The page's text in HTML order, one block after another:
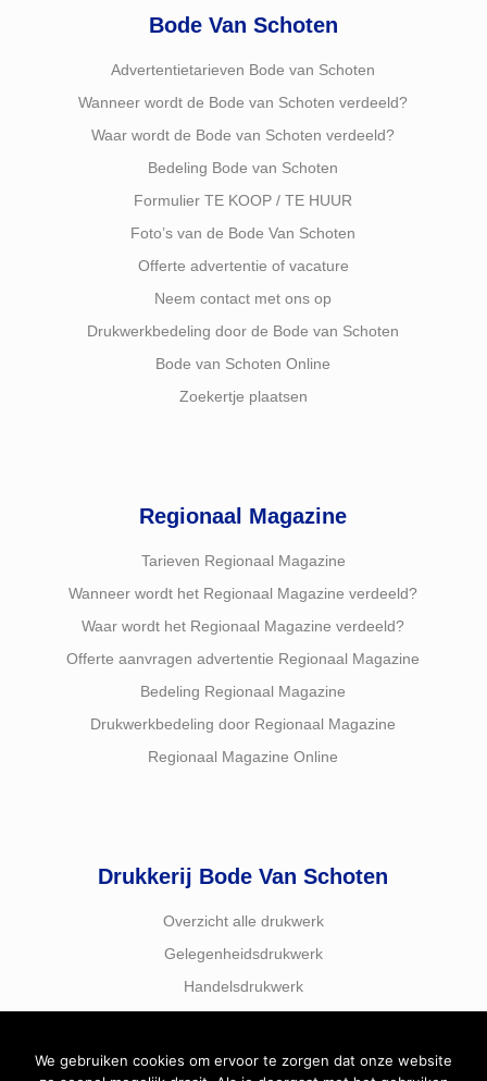
Bode Van Schoten
Advertentietarieven Bode van Schoten
Wanneer wordt de Bode van Schoten verdeeld?
Waar wordt de Bode van Schoten verdeeld?
Bedeling Bode van Schoten
Formulier TE KOOP / TE HUUR
Foto’s van de Bode Van Schoten
Offerte advertentie of vacature
Neem contact met ons op
Drukwerkbedeling door de Bode van Schoten
Bode van Schoten Online
Zoekertje plaatsen
Regionaal Magazine
Tarieven Regionaal Magazine
Wanneer wordt het Regionaal Magazine verdeeld?
Waar wordt het Regionaal Magazine verdeeld?
Offerte aanvragen advertentie Regionaal Magazine
Bedeling Regionaal Magazine
Drukwerkbedeling door Regionaal Magazine
Regionaal Magazine Online
Drukkerij Bode Van Schoten
Overzicht alle drukwerk
Gelegenheidsdrukwerk
Handelsdrukwerk
We gebruiken cookies om ervoor te zorgen dat onze website